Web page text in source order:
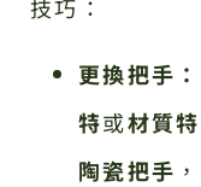
技巧：
更換把手：
特或材質
陶瓷把手